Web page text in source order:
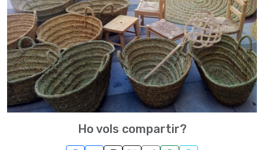
Ho vols compartir?